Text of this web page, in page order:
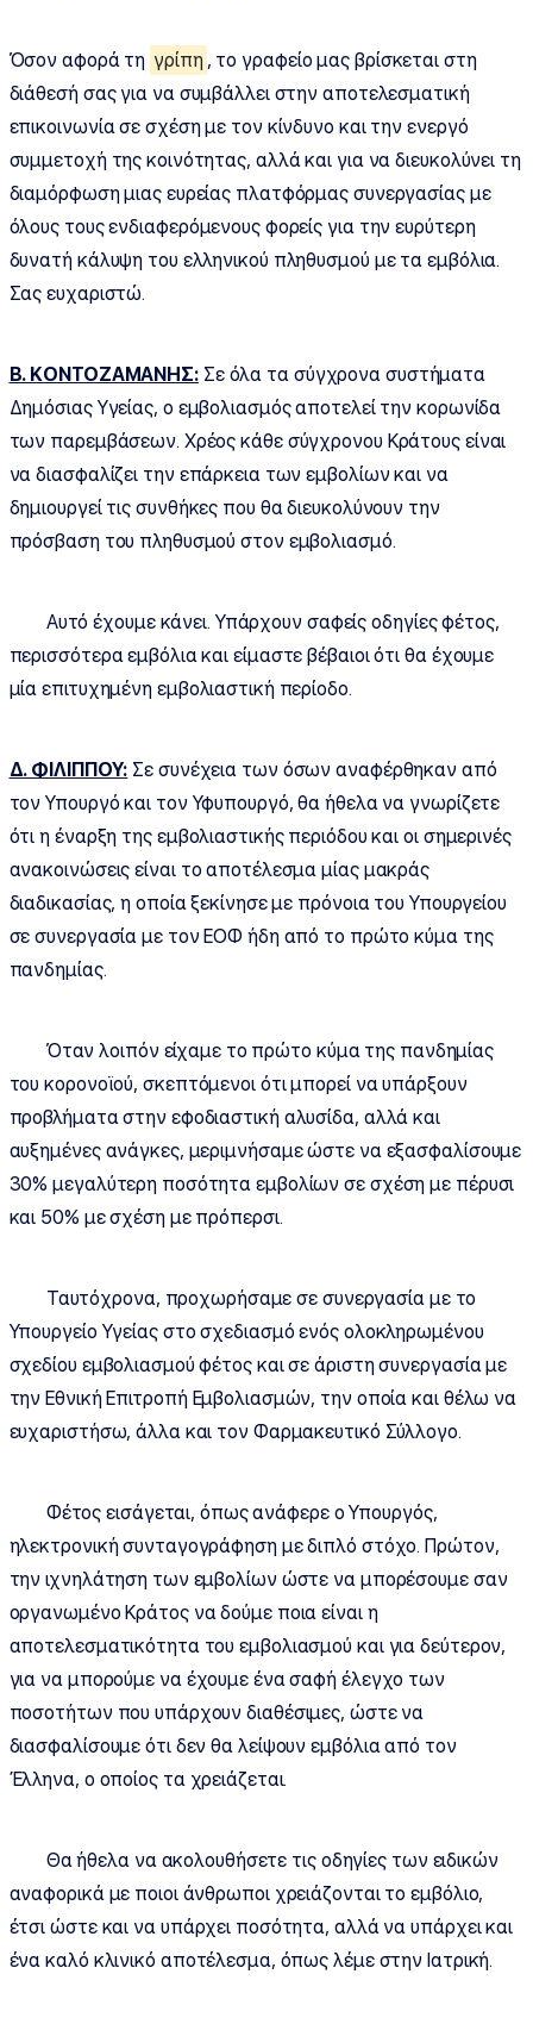
Όσον αφορά τη γρίπη , το γραφείο μας βρίσκεται στη
διάθεσή σας για να συμβάλλει στην αποτελεσματική
επικοινωνία σε σχέση με τον κίνδυνο και την ενεργό
συμμετοχή της κοινότητας, αλλά και για να διευκολύνει τη
διαμόρφωση μιας ευρείας πλατφόρμας συνεργασίας με
όλους τους ενδιαφερόμενους φορείς για την ευρύτερη
δυνατή κάλυψη του ελληνικού πληθυσμού με τα εμβόλια.
Σας ευχαριστώ.
Β. ΚΟΝΤΟΖΑΜΑΝΗΣ:Σε όλα τα σύγχρονα συστήματα
Δημόσιας Υγείας, ο εμβολιασμός αποτελεί την κορωνίδα
των παρεμβάσεων. Χρέος κάθε σύγχρονου Κράτους είναι
να διασφαλίζει την επάρκεια των εμβολίων και να
δημιουργεί τις συνθήκες που θα διευκολύνουν την
πρόσβαση του πληθυσμού στον εμβολιασμό.
Αυτό έχουμε κάνει. Υπάρχουν σαφείς οδηγίες φέτος,
περισσότερα εμβόλια και είμαστε βέβαιοι ότι θα έχουμε
μία επιτυχημένη εμβολιαστική περίοδο.
Δ. ΦΙΛΙΠΠΟΥ: Σε συνέχεια των όσων αναφέρθηκαν από
τον Υπουργό και τον Υφυπουργό, θα ήθελα να γνωρίζετε
ότι η έναρξη της εμβολιαστικής περιόδου και οι σημερινές
ανακοινώσεις είναι το αποτέλεσμα μίας μακράς
διαδικασίας, η οποία ξεκίνησε με πρόνοια του Υπουργείου
σε συνεργασία με τον ΕΟΦ ήδη από το πρώτο κύμα της
πανδημίας.
Όταν λοιπόν είχαμε το πρώτο κύμα της πανδημίας
του κορονοϊού, σκεπτόμενοι ότι μπορεί να υπάρξουν
προβλήματα στην εφοδιαστική αλυσίδα, αλλά και
αυξημένες ανάγκες, μεριμνήσαμε ώστε να εξασφαλίσουμε
30% μεγαλύτερη ποσότητα εμβολίων σε σχέση με πέρυσι
και 50% με σχέση με πρόπερσι.
Ταυτόχρονα, προχωρήσαμε σε συνεργασία με το
Υπουργείο Υγείας στο σχεδιασμό ενός ολοκληρωμένου
σχεδίου εμβολιασμού φέτος και σε άριστη συνεργασία με
την Εθνική Επιτροπή Εμβολιασμών, την οποία και θέλω να
ευχαριστήσω, άλλα και τον Φαρμακευτικό Σύλλογο.
Φέτος εισάγεται, όπως ανάφερε ο Υπουργός,
ηλεκτρονική συνταγογράφηση με διπλό στόχο. Πρώτον,
την ιχνηλάτηση των εμβολίων ώστε να μπορέσουμε σαν
οργανωμένο Κράτος να δούμε ποια είναι η
αποτελεσματικότητα του εμβολιασμού και για δεύτερον,
για να μπορούμε να έχουμε ένα σαφή έλεγχο των
ποσοτήτων που υπάρχουν διαθέσιμες, ώστε να
διασφαλίσουμε ότι δεν θα λείψουν εμβόλια από τον
Έλληνα, ο οποίος τα χρειάζεται.
Θα ήθελα να ακολουθήσετε τις οδηγίες των ειδικών
αναφορικά με ποιοι άνθρωποι χρειάζονται το εμβόλιο,
έτσι ώστε και να υπάρχει ποσότητα, αλλά να υπάρχει και
ένα καλό κλινικό αποτέλεσμα, όπως λέμε στην Ιατρική.